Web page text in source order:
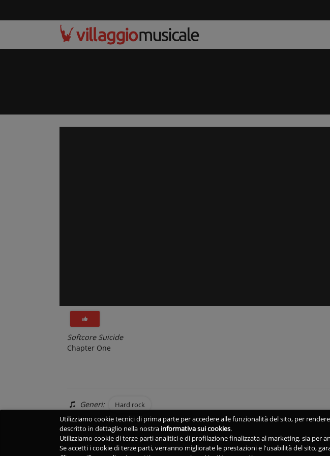
Softcore Suicide
Chapter One
Generi:
Hard rock
Utilizziamo cookie tecnici di prima parte per accedere alle funzionalità del sito, per
descritto in dettaglio nella nostra informativa sui cookies.
Utilizziamo cookie di terze parti analitici e di profilazione finalizzata al marketing, sia per
Se accetti i cookie di terze parti, verranno migliorate le prestazioni e l'usabilità del sito,